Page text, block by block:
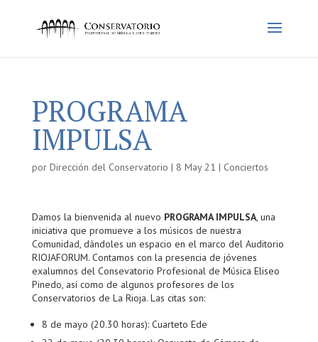
PROGRAMA
IMPULSA
por Dirección del Conservatorio | 8 May 21 | Conciertos
Damos la bienvenida al nuevo PROGRAMA IMPULSA, una
iniciativa que promueve a los músicos de nuestra
Comunidad, dándoles un espacio en el marco del Auditorio
RIOJAFORUM. Contamos con la presencia de jóvenes
exalumnos del Consevatorio Profesional de Música Eliseo
Pinedo, así como de algunos profesores de los
Conservatorios de La Rioja. Las citas son:
8 de mayo (20.30 horas): Cuarteto Ede